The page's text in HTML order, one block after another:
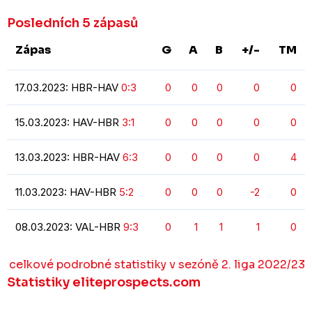
Posledních 5 zápasů
Zápas G A B +/- TM
17.03.2023: HBR-HAV 0:3 0 0 0 0 0
15.03.2023: HAV-HBR 3:1 0 0 0 0 0
13.03.2023: HBR-HAV 6:3 0 0 0 0 4
11.03.2023: HAV-HBR 5:2 0 0 0 -2 0
08.03.2023: VAL-HBR 9:3 0 1 1 1 0
celkové podrobné statistiky v sezóně 2. liga 2022/23
Statistiky eliteprospects.com